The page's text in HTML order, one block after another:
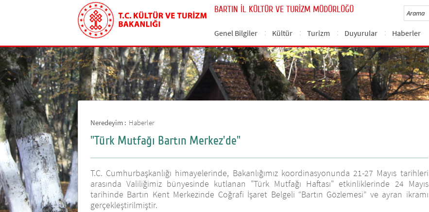
BARTIN İL KÜLTÜR VE TURİZM MÜDÜRLÜĞÜ
Genel Bilgiler Kültür Turizm Duyurular Haberler
Neredeyim : Haberler
"Türk Mutfağı Bartın Merkez'de"
T.C. Cumhurbaşkanlığı himayelerinde, Bakanlığımız koordinasyonunda 21-27 Mayıs tarihleri
arasında Valiliğimiz bünyesinde kutlanan "Türk Mutfağı Haftası" etkinliklerinde 24 Mayıs
tarihinde Bartın Kent Merkezinde Coğrafi İşaret Belgeli “Bartın Gözlemesi” ve ayran ikramı
gerçekleştirilmiştir.